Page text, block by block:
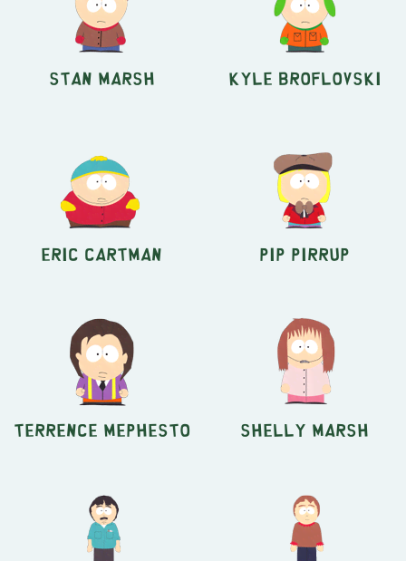
Stan Marsh Kyle Broflovski
Eric Cartman Pip Pirrup
Terrence Mephesto Shelly Marsh